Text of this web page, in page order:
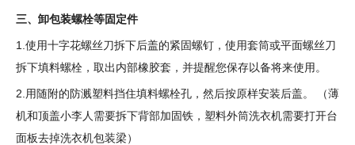
三、卸包装螺栓等固定件
1.使用十字花螺丝刀拆下后盖的紧固螺钉，使用套筒或平面螺丝刀
拆下填料螺栓，取出内部橡胶套，并提醒您保存以备将来使用。
2.用随附的防溅塑料挡住填料螺栓孔，然后按原样安装后盖。 （薄
机和顶盖小李人需要拆下背部加固铁，塑料外筒洗衣机需要打开台
面板去掉洗衣机包装梁）